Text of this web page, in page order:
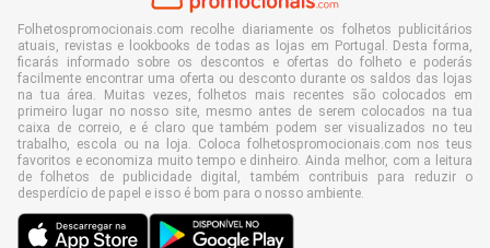
Folhetospromocionais.com recolhe diariamente os folhetos publicitários
atuais, revistas e lookbooks de todas as lojas em Portugal. Desta forma,
ficarás informado sobre os descontos e ofertas do folheto e poderás
facilmente encontrar uma oferta ou desconto durante os saldos das lojas
na tua área. Muitas vezes, folhetos mais recentes são colocados em
primeiro lugar no nosso site, mesmo antes de serem colocados na tua
caixa de correio, e é claro que também podem ser visualizados no teu
trabalho, escola ou na loja. Coloca folhetospromocionais.com nos teus
favoritos e economiza muito tempo e dinheiro. Ainda melhor, com a leitura
de folhetos de publicidade digital, também contribuis para reduzir o
desperdício de papel e isso é bom para o nosso ambiente.